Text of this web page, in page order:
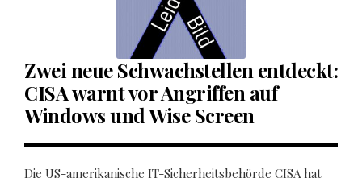
Zwei neue Schwachstellen entdeckt:
CISA warnt vor Angriffen auf
Windows und Wise Screen
Die US-amerikanische IT-Sicherheitsbehörde CISA hat